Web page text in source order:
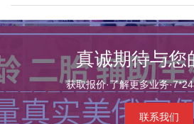
真诚期待与您
获取报价·了解更多业务
联系我们